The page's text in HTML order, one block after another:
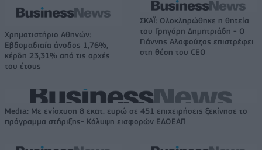
Χρηματιστήριο Αθηνών:
Εβδομαδιαία άνοδος 1,76%,
κέρδη 23,31% από τις αρχές
του έτους
ΣΚΑΪ: Ολοκληρώθηκε η θητεία
του Γρηγόρη Δημητριάδη - Ο
Γιάννης Αλαφούζος επιστρέφει
στη θέση του CEO
Media: Με ενίσχυση 8 εκατ. ευρώ σε 451 επιχειρήσεις ξεκίνησε το
πρόγραμμα στήριξης- Κάλυψη εισφορών ΕΔΟΕΑΠ